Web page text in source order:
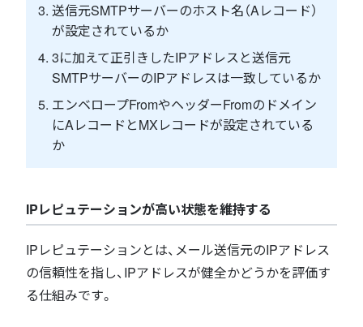
送信元SMTPサーバーのホスト名（Aレコード）
が設定されているか
3に加えて正引きしたIPアドレスと送信元
SMTPサーバーのIPアドレスは一致しているか
エンベロープFromやヘッダーFromのドメイン
にAレコードとMXレコードが設定されている
か
IPレピュテーションが高い状態を維持する
IPレピュテーションとは、メール送信元のIPアドレス
の信頼性を指し、IPアドレスが健全かどうかを評価す
る仕組みです。